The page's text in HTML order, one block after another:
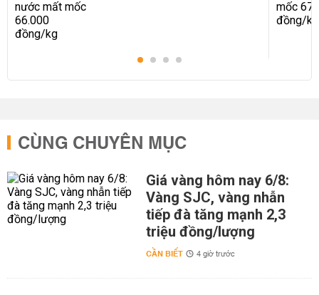
CÙNG CHUYÊN MỤC
Giá vàng hôm nay 6/8:
Vàng SJC, vàng nhẫn
tiếp đà tăng mạnh 2,3
triệu đồng/lượng
CẦN BIẾT 4 giờ trước